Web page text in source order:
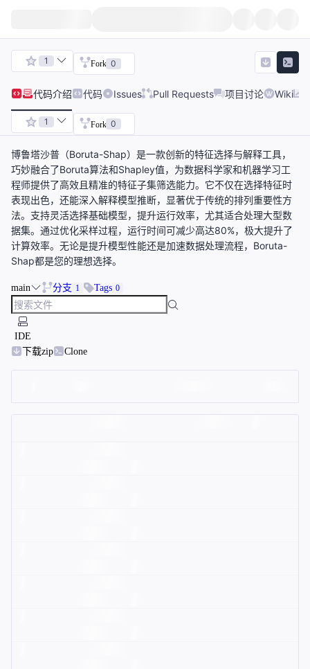
1 Fork 0
代码介绍 代码 Issues Pull Requests 项目讨论 Wiki
1 Fork 0
博鲁塔沙普（Boruta-Shap）是一款创新的特征选择与解释工具，
巧妙融合了Boruta算法和Shapley值，为数据科学家和机器学习工
程师提供了高效且精准的特征子集筛选能力。它不仅在选择特征时
表现出色，还能深入解释模型推断，显著优于传统的排列重要性方
法。支持灵活选择基础模型，提升运行效率，尤其适合处理大型数
据集。通过优化采样过程，运行时间可减少高达80%，极大提升了
计算效率。无论是提升模型性能还是加速数据处理流程，Boruta-
Shap都是您的理想选择。
main 分支 1 Tags 0
IDE
下载zip
Clone